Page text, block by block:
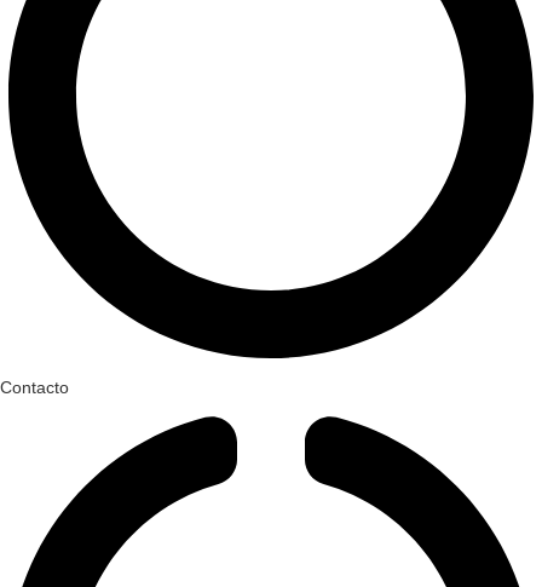
Contacto